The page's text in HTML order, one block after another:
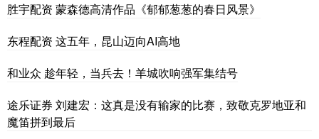
胜宇配资 蒙森德高清作品《郁郁葱葱的春日风景》
东程配资 这五年，昆山迈向AI高地
和业众 趁年轻，当兵去！羊城吹响强军集结号
途乐证券 刘建宏：这真是没有输家的比赛，致敬克罗地亚和
魔笛拼到最后